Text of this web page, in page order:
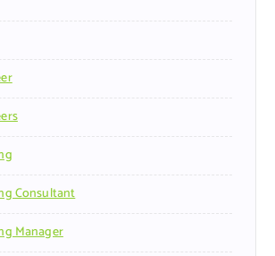
Consultant
Manager